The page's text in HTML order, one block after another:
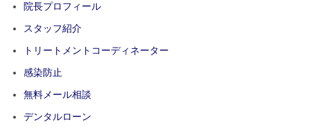
院長プロフィール
スタッフ紹介
トリートメントコーディネーター
感染防止
無料メール相談
デンタルローン